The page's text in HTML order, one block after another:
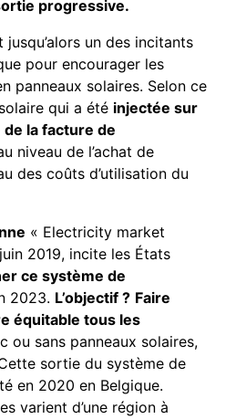
progressive.
un des incitants
pour encourager les
panneaux solaires. Selon ce
solaire qui a été injectée sur
la facture de
niveau de l’achat de
des coûts d’utilisation du
« Electricity market
2019, incite les États
ce système de
2023. L’objectif ? Faire
équitable tous les
ou sans panneaux solaires,
sortie du système de
en 2020 en Belgique.
varient d’une région à